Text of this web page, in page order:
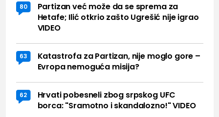
80
Partizan već može da se sprema za
Hetafe; Ilić otkrio zašto Ugrešić nije igrao
VIDEO
63
Katastrofa za Partizan, nije moglo gore –
Evropa nemoguća misija?
62
Hrvati pobesneli zbog srpskog UFC
borca: "Sramotno i skandalozno!" VIDEO